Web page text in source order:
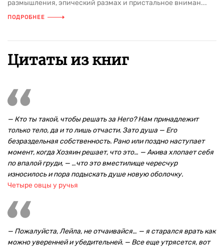
размышления, эпический размах и пристальное вниман...
ПОДРОБНЕЕ
Цитаты из книг
— Кто ты такой, чтобы решать за Него? Нам принадлежит
только тело, да и то лишь отчасти. Зато душа — Его
безраздельная собственность. Рано или поздно наступает
момент, когда Хозяин решает, что это… — Акива хлопает себя
по впалой груди, — …что это вместилище чересчур
износилось и пора подыскать душе новую оболочку.
Четыре овцы у ручья
— Пожалуйста, Лейла, не отчаивайся… — я старался врать как
можно уверенней и убедительней. — Все еще утрясется, вот